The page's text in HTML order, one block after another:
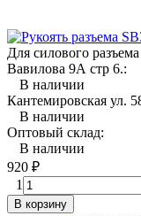
Для силового разъема
Вавилова 9А стр 6.:
В наличии
Кантемировская ул.
В наличии
Оптовый склад:
В наличии
920 ₽
1
В корзину